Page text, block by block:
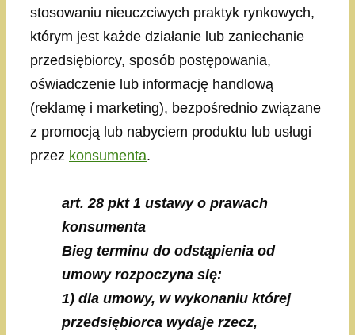
stosowaniu nieuczciwych praktyk rynkowych,
którym jest każde działanie lub zaniechanie
przedsiębiorcy, sposób postępowania,
oświadczenie lub informację handlową
(reklamę i marketing), bezpośrednio związane
z promocją lub nabyciem produktu lub usługi
przez konsumenta.
art. 28 pkt 1 ustawy o prawach
konsumenta
Bieg terminu do odstąpienia od
umowy rozpoczyna się:
1) dla umowy, w wykonaniu której
przedsiębiorca wydaje rzecz,